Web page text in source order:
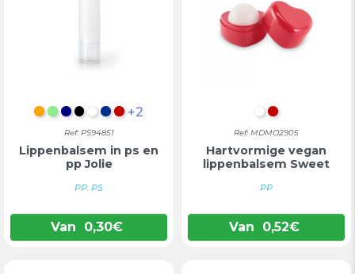
ORANJE
LICHTGROEN
DONKERBLAUW
ZWART
WITBLAUW
ROOD
+2
Ref: PS94851
Lippenbalsem in ps en
pp Jolie
PP. PS
Van 0,30€
WITROOD
Ref: MDMO2905
Hartvormige vegan
lippenbalsem Sweet
PP
Van 0,52€